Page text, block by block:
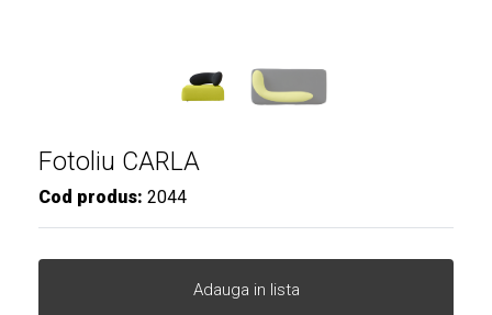
Fotoliu CARLA
Cod produs: 2044
Adauga in lista